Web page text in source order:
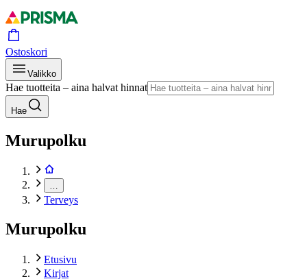
Ostoskori
Valikko
Hae tuotteita – aina halvat hinnat
Hae
Murupolku
Terveys
Murupolku
Etusivu
Kirjat